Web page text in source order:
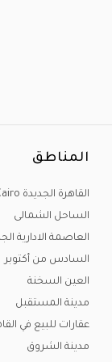
القاهرة
الإدارية
المناطق
القاهرة الجديدة New Cairo
الساحل الشمالى
العاصمة الادارية
السادس من أكتوبر
العين السخنة
مدينة المستقبل
عقارات للبيع في
مدينة الشروق